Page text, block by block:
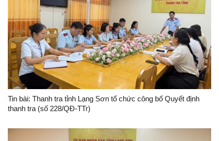
Tin bài: Thanh tra tỉnh Lạng Sơn tổ chức công bố Quyết định
thanh tra (số 228/QĐ-TTr)